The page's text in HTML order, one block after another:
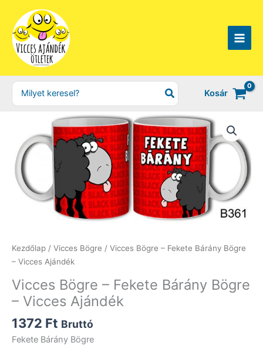
content
Search
for:
Kosár
Kezdőlap / Vicces Bögre / Vicces Bögre – Fekete Bárány Bögre
– Vicces Ajándék
Vicces Bögre – Fekete Bárány Bögre
– Vicces Ajándék
1372 Ft Bruttó
Fekete Bárány Bögre